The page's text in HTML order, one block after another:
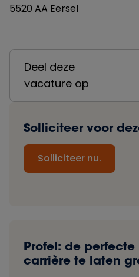
5520 AA Eersel
Deel deze
vacature op
Solliciteer voor
Solliciteer nu.
Profel: de
carrière te laten